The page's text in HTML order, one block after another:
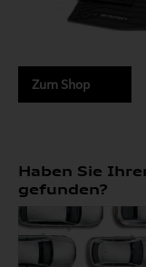
Zum Shop
Haben Sie
gefunden?